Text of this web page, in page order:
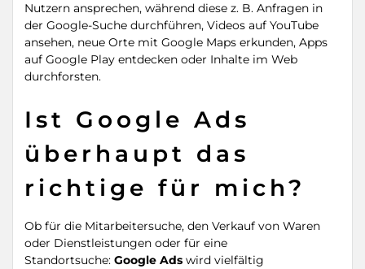
Nutzern ansprechen, während diese z. B. Anfragen in
der Google-Suche durchführen, Videos auf YouTube
ansehen, neue Orte mit Google Maps erkunden, Apps
auf Google Play entdecken oder Inhalte im Web
durchforsten.
Ist Google Ads
überhaupt das
richtige für mich?
Ob für die Mitarbeitersuche, den Verkauf von Waren
oder Dienstleistungen oder für eine
Standortsuche: Google Ads wird vielfältig